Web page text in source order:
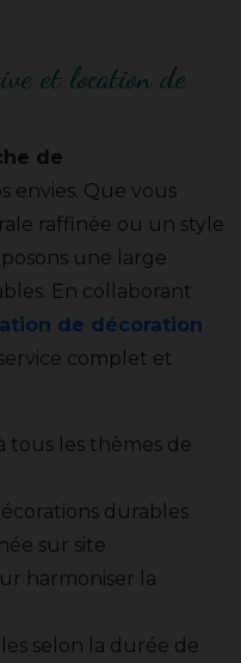
et location de
de
envies. Que vous
raffinée ou un style
une large
En collaborant
de décoration
complet et
tous les thèmes de
durables
sur site
harmoniser la
selon la durée de